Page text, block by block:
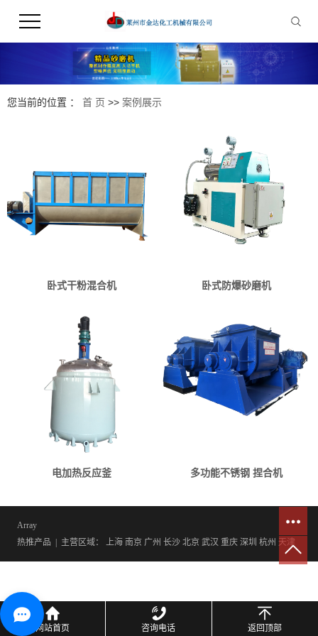
您当前的位置 ： 首 页 >> 案例展示
卧式干粉混合机 卧式防爆砂磨机
电加热反应釜 多功能不锈钢 捏合机
Array
热推产品 | 主营区域： 上海 南京 广州 长沙 北京 武汉 重庆 深圳 杭州 天津
网站首页 咨询电话 返回顶部